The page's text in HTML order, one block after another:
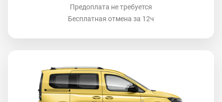
Предоплата не требуется
Бесплатная отмена за 12ч